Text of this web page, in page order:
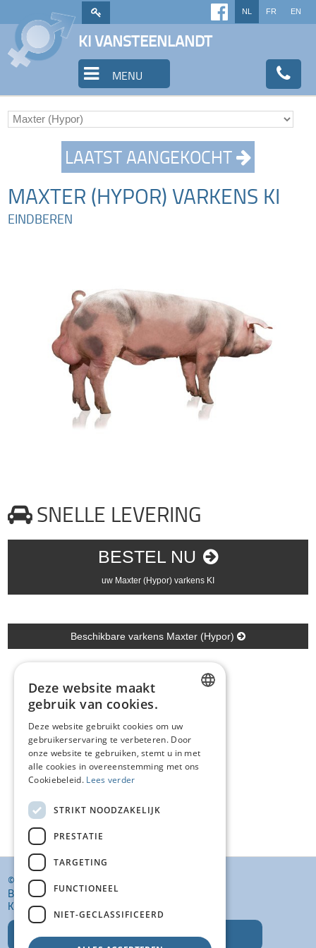
NL FR EN
KI VANSTEENLANDT
MENU
LAATST AANGEKOCHT
MAXTER (HYPOR) VARKENS KI
EINDBEREN
SNELLE LEVERING
BESTEL NU
uw Maxter (Hypor) varkens KI
Beschikbare varkens Maxter (Hypor)
© KI VANSTEENLANDT BV
BANKELINDEWEG 33
KROMBEKE (POPERINGE) 8972
T: +32 (0)57 400 468
FRENCH
ENGLISH
Deze website maakt
gebruik van cookies.
Deze website gebruikt cookies om uw
gebruikerservaring te verbeteren. Door
onze website te gebruiken, stemt u in met
alle cookies in overeenstemming met ons
Cookiebeleid. Lees verder
STRIKT NOODZAKELIJK
PRESTATIE
TARGETING
FUNCTIONEEL
NIET-GECLASSIFICEERD